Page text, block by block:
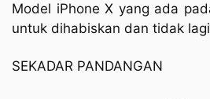
Model iPhone X yang ada
untuk dihabiskan dan tidak
SEKADAR PANDANGAN